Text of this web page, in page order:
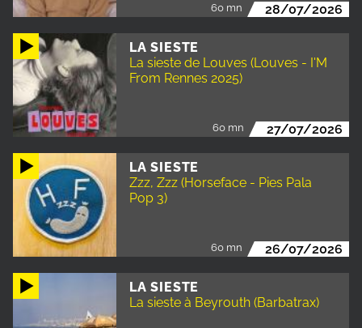
60 mn 28/07/2026
LA SIESTE
La sieste de Louves (Louves - I'M
From Rennes 2025)
60 mn 27/07/2026
LA SIESTE
Zzz, Zzz (Horseface - Pies Pala
Pop 3)
60 mn 26/07/2026
LA SIESTE
La sieste à Beyrouth (Barbatrax)